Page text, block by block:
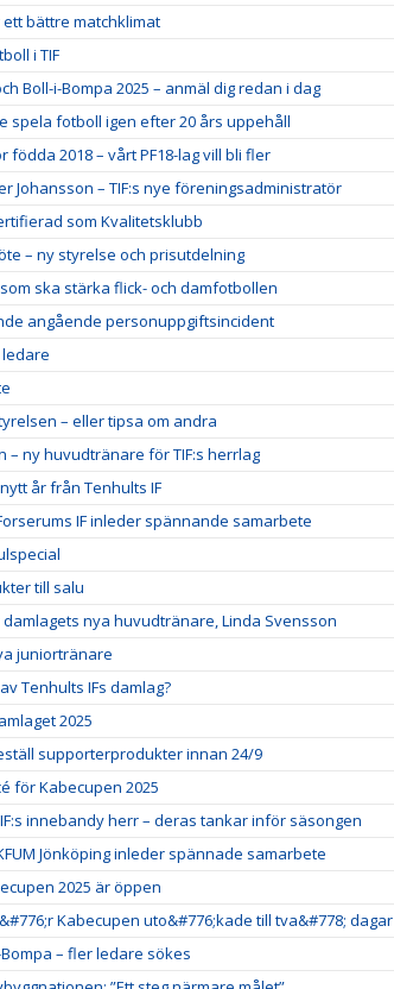
bättre matchklimat
i TIF
Boll-i-Bompa 2025 – anmäl dig redan i dag
spela fotboll igen efter 20 års uppehåll
födda 2018 – vårt PF18-lag vill bli fler
Johansson – TIF:s nye föreningsadministratör
som Kvalitetsklubb
– ny styrelse och prisutdelning
ska stärka flick- och damfotbollen
angående personuppgiftsincident
– eller tipsa om andra
– ny huvudtränare för TIF:s herrlag
år från Tenhults IF
IF inleder spännande samarbete
till salu
nya huvudtränare, Linda Svensson
juniortränare
Tenhults IFs damlag?
2025
supporterprodukter innan 24/9
för Kabecupen 2025
innebandy herr – deras tankar inför säsongen
Jönköping inleder spännade samarbete
2025 är öppen
Kabecupen uto&#776;kade till tva&#778; dagar
– fler ledare sökes